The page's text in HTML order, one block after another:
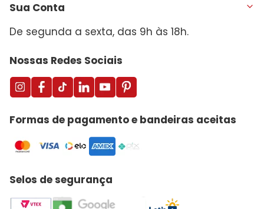
Sua Conta
De segunda a sexta, das 9h às 18h.
Nossas Redes Sociais
Formas de pagamento e bandeiras aceitas
Selos de segurança